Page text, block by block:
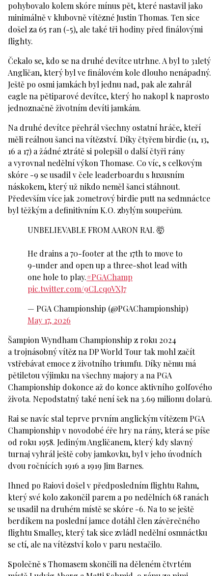
pohybovalo kolem skóre mínus pět, které nastavil jako
minimálně v klubovně vítězné Justin Thomas. Ten sice
došel za 65 ran (-5), ale také tři hodiny před finálovými
flighty.
Čekalo se, kdo se na druhé devítce utrhne. A byl to 31letý
Angličan, který byl ve finálovém kole dlouho nenápadný.
Ještě po osmi jamkách byl jednu nad, pak ale zahrál
eagle na pětiparové devítce, který ho nakopl k naprosto
jednoznačně životním devíti jamkám.
Na druhé devítce přehrál všechny ostatní hráče, kteří
měli reálnou šanci na vítězství. Díky čtyřem birdie (11, 13,
16 a 17) a žádné ztrátě si polepšil o další čtyři rány
a vyrovnal nedělní výkon Thomase. Co víc, s celkovým
skóre -9 se usadil v čele leaderboardu s luxusním
náskokem, který už nikdo neměl šanci stáhnout.
Především více jak 20metrový birdie putt na sedmnáctce
byl těžkým a definitivním K.O. zbylým soupeřům.
UNBELIEVABLE FROM AARON RAI. 🤯
He drains a 70-footer at the 17th to move to
9-under and open up a three-shot lead with
one hole to play.#PGAChamp
pic.twitter.com/9CLcqoVXJ7
— PGA Championship (@PGAChampionship)
May 17, 2026
Šampion Wyndham Championship z roku 2024
a trojnásobný vítěz na DP World Tour tak mohl začít
vstřebávat emoce z životního triumfu. Díky němu má
pětiletou výjimku na všechny majory a na PGA
Championship dokonce až do konce aktivního golfového
života. Nepodstatný také není šek na 3.69 milionu dolarů.
Rai se navíc stal teprve prvním anglickým vítězem PGA
Championship v novodobé éře hry na rány, která se píše
od roku 1958. Jediným Angličanem, který kdy slavný
turnaj vyhrál ještě coby jamkovku, byl v jeho úvodních
dvou ročnících 1916 a 1919 Jim Barnes.
Ihned po Raiovi došel v předposledním flightu Rahm,
který své kolo zakončil parem a po nedělních 68 ranách
se usadil na druhém místě se skóre -6. Na to se ještě
berdíkem na poslední jamce dotáhl člen závěrečného
flightu Smalley, který tak sice zvládl nedělní osmnáctku
se ctí, ale na vítězství kolo v paru nestačilo.
Společně s Thomasem skončili na děleném čtvrtém